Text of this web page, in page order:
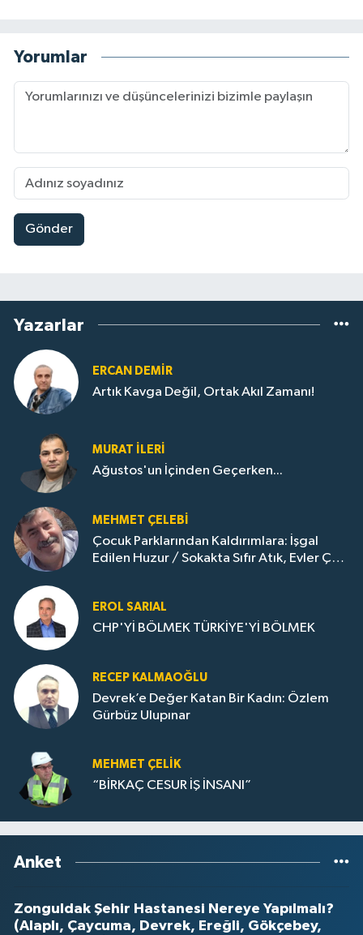
Yorumlar
Gönder
Yazarlar
ERCAN DEMIR
Artık Kavga Değil, Ortak Akıl Zamanı!
MURAT İLERI
Ağustos'un İçinden Geçerken...
MEHMET ÇELEBI
Çocuk Parklarından Kaldırımlara: İşgal
Edilen Huzur / Sokakta Sıfır Atık, Evler Çöp
EROL SARIAL
CHP'Yİ BÖLMEK TÜRKİYE'Yİ BÖLMEK
RECEP KALMAOĞLU
Devrek’e Değer Katan Bir Kadın: Özlem
Gürbüz Ulupınar
MEHMET ÇELIK
“BİRKAÇ CESUR İŞ İNSANI”
Anket
Zonguldak Şehir Hastanesi Nereye Yapılmalı?
(Alaplı, Çaycuma, Devrek, Ereğli, Gökçebey,